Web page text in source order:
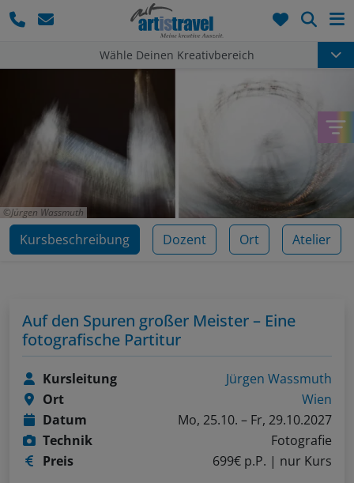
Wähle Deinen Kreativbereich
Jürgen Wassmuth
Kursbeschreibung Dozent Ort Atelier
Auf den Spuren großer Meister – Eine
fotografische Partitur
Kursleitung
Jürgen Wassmuth
Ort
Wien
Datum
Mo, 25.10. – Fr, 29.10.2027
Technik
Fotografie
Preis
699€ p.P. | nur Kurs